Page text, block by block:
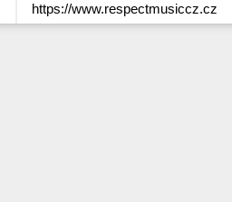
https://www.respectmusiccz.cz